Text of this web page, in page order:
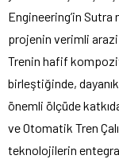
Engineering’in
projenin verimli arazi
Trenin hafif
birleştiğinde,
önemli ölçüde
ve Otomatik Tren
teknolojilerin